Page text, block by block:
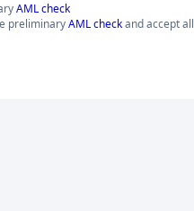
AML check
preliminaryAML checkand accept all